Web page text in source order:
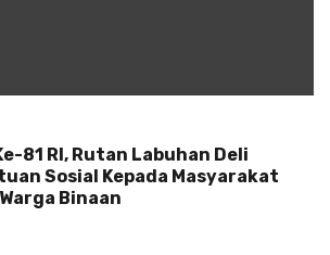
81 RI, Rutan Labuhan Deli
Sosial Kepada Masyarakat
Binaan